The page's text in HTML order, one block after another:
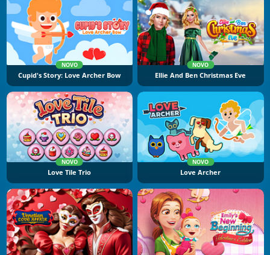
NOVO
Cupid's Story: Love Archer Bow
NOVO
Ellie And Ben Christmas Eve
NOVO
Love Tile Trio
NOVO
Love Archer